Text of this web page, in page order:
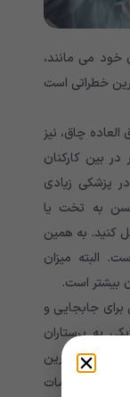
خود می مانند،
خطراتی است
چاق، نیز
بین کارکنان
پزشکی زیادی
مسن به تخت یا
کنید. به همین
البته میزان
بیشتر است.
برای جابجایی و
به پرستاران
را با کمترین
صدمات